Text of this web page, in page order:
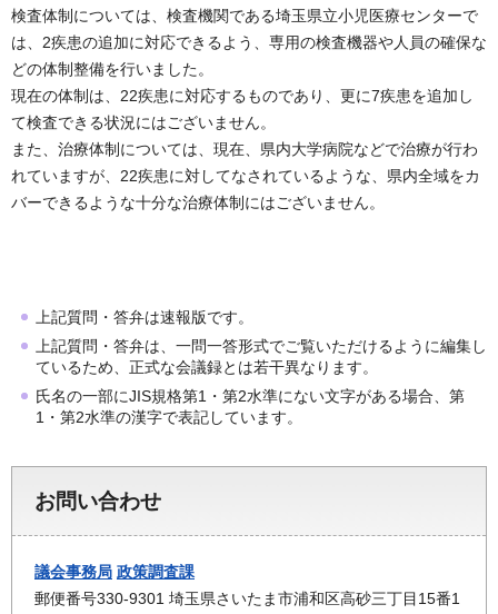
検査体制については、検査機関である埼玉県立小児医療センターで
は、2疾患の追加に対応できるよう、専用の検査機器や人員の確保な
どの体制整備を行いました。
現在の体制は、22疾患に対応するものであり、更に7疾患を追加し
て検査できる状況にはございません。
また、治療体制については、現在、県内大学病院などで治療が行わ
れていますが、22疾患に対してなされているような、県内全域をカ
バーできるような十分な治療体制にはございません。
上記質問・答弁は速報版です。
上記質問・答弁は、一問一答形式でご覧いただけるように編集し
ているため、正式な会議録とは若干異なります。
氏名の一部にJIS規格第1・第2水準にない文字がある場合、第
1・第2水準の漢字で表記しています。
お問い合わせ
議会事務局 政策調査課
郵便番号330-9301 埼玉県さいたま市浦和区高砂三丁目15番1